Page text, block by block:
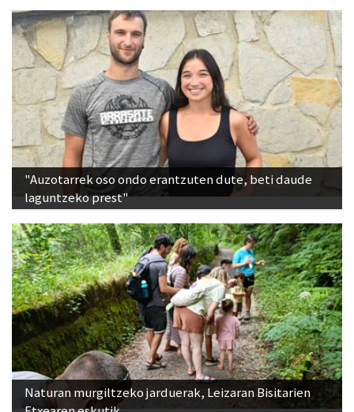
"Auzotarrek oso ondo erantzuten dute, beti daude
laguntzeko prest"
Naturan murgiltzeko jarduerak, Leizaran Bisitarien